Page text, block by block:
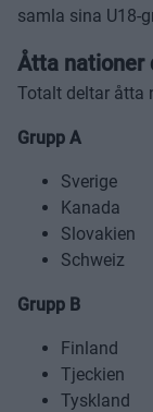
samla sina U18-
Åtta nationer
Totalt deltar åtta
Grupp A
Sverige
Kanada
Slovakien
Schweiz
Grupp B
Finland
Tjeckien
Tyskland